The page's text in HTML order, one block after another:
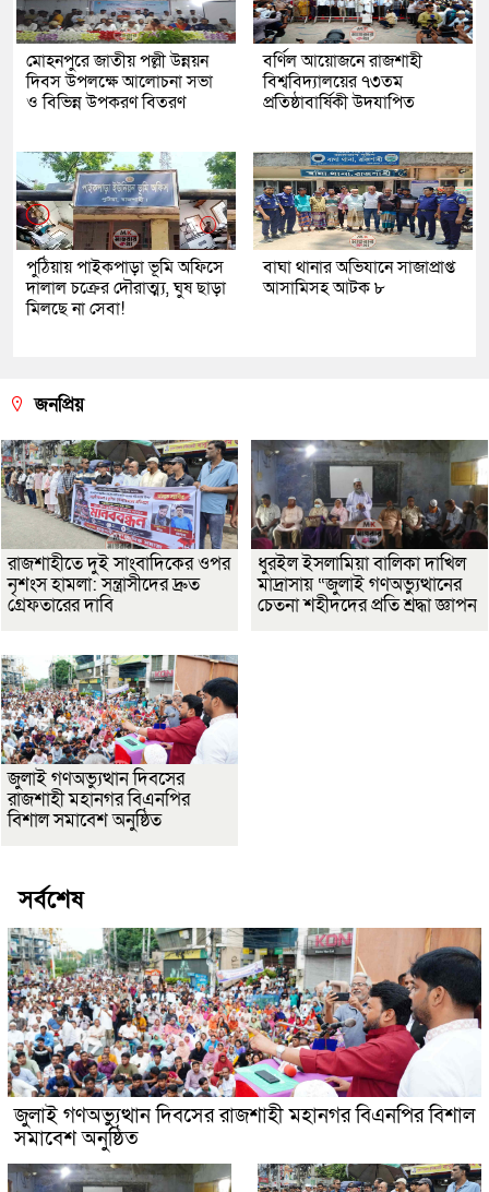
মোহনপুরে জাতীয় পল্লী উন্নয়ন
দিবস উপলক্ষে আলোচনা সভা
ও বিভিন্ন উপকরণ বিতরণ
বর্ণিল আয়োজনে রাজশাহী
বিশ্ববিদ্যালয়ের ৭৩তম
প্রতিষ্ঠাবার্ষিকী উদযাপিত
পুঠিয়ায় পাইকপাড়া ভূমি অফিসে
দালাল চক্রের দৌরাত্ম্য, ঘুষ ছাড়া
মিলছে না সেবা!
বাঘা থানার অভিযানে সাজাপ্রাপ্ত
আসামিসহ আটক ৮
জনপ্রিয়
রাজশাহীতে দুই সাংবাদিকের ওপর
নৃশংস হামলা: সন্ত্রাসীদের দ্রুত
গ্রেফতারের দাবি
ধুরইল ইসলামিয়া বালিকা দাখিল
মাদ্রাসায় “জুলাই গণঅভ্যুত্থানের
চেতনা শহীদদের প্রতি শ্রদ্ধা জ্ঞাপন
জুলাই গণঅভ্যুত্থান দিবসের
রাজশাহী মহানগর বিএনপির
বিশাল সমাবেশ অনুষ্ঠিত
সর্বশেষ
জুলাই গণঅভ্যুত্থান দিবসের রাজশাহী মহানগর বিএনপির বিশাল
সমাবেশ অনুষ্ঠিত